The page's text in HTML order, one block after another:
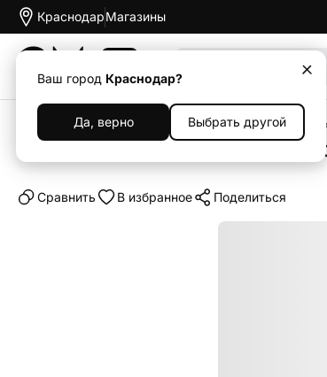
Краснодар
Ваш город Краснодар?
Да, верно Выбрать другой
Магазины
Каталог Уцененная техника
Смартфон Apple iPhone 17
Cравнить В избранное Поделиться